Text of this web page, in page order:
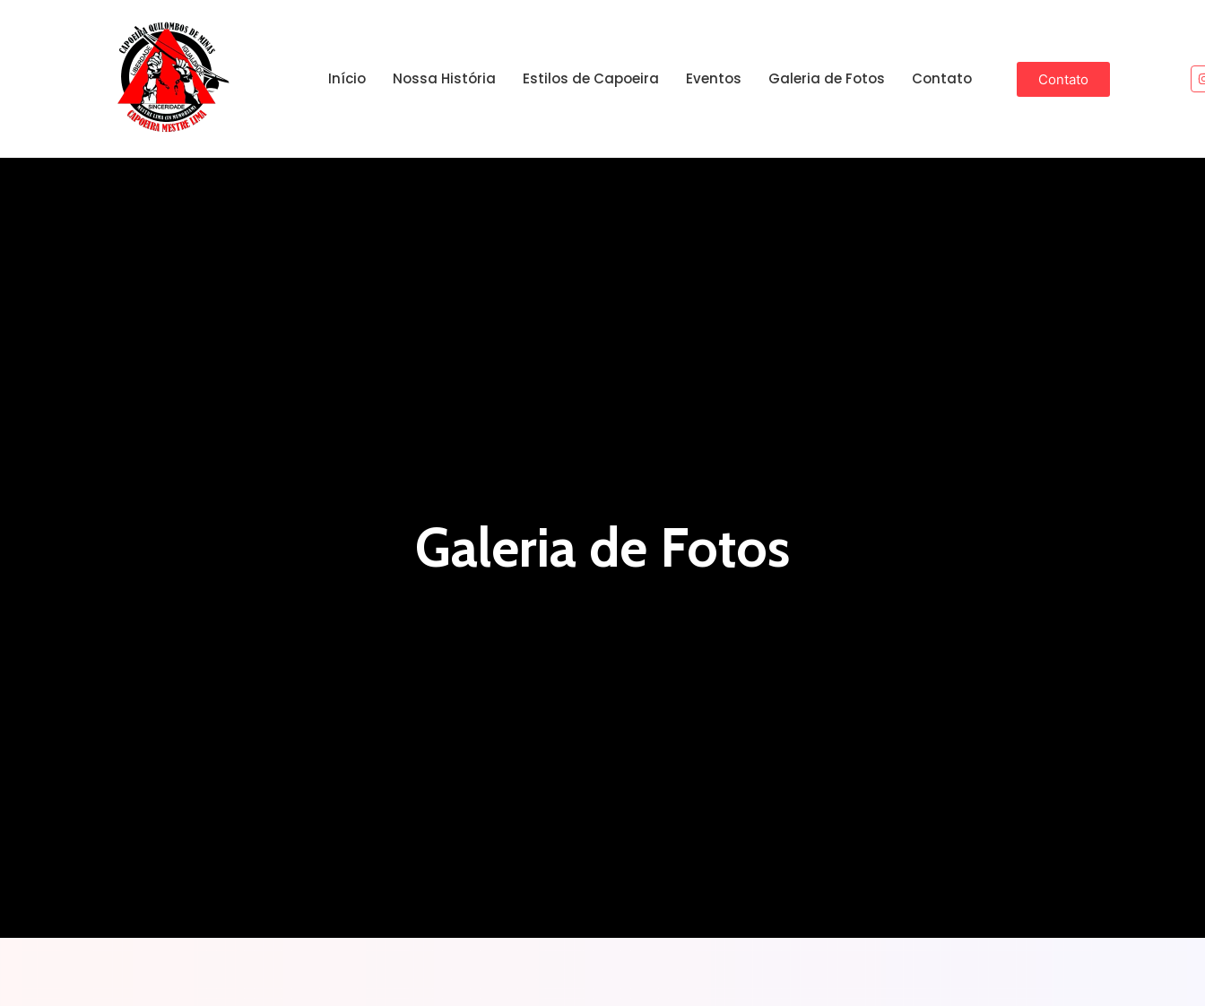
Início Nossa História Estilos de Capoeira Eventos Galeria de Fotos Contato Contato
Galeria de Fotos